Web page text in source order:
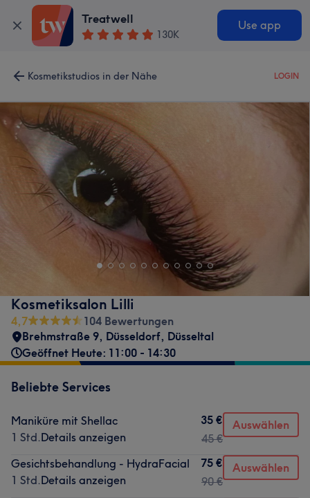
Treatwell
130K
Use app
Kosmetikstudios in der Nähe LOGIN
Kosmetiksalon Lilli
4,7
104 Bewertungen
Brehmstraße 9, Düsseldorf, Düsseltal
Geöffnet Heute: 11:00 - 14:30
Beliebte Services
Maniküre mit Shellac
1 Std.Details anzeigen
35 €
45 €
Auswählen
Gesichtsbehandlung - HydraFacial
1 Std.Details anzeigen
75 €
90 €
Auswählen